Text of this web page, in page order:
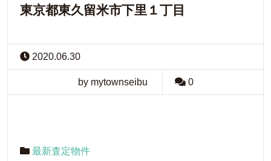
東京都東久留米市下里１丁目
2020.06.30
by mytownseibu 0
最新査定物件